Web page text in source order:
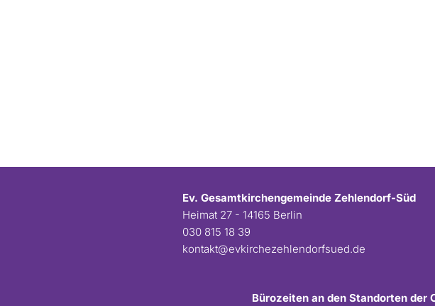
Ev. Gesamtkirchengemeinde Zehlendorf-Süd
Heimat 27 - 14165 Berlin
030 815 18 39
kontakt@evkirchezehlendorfsued.de
Bürozeiten an den Standorten der